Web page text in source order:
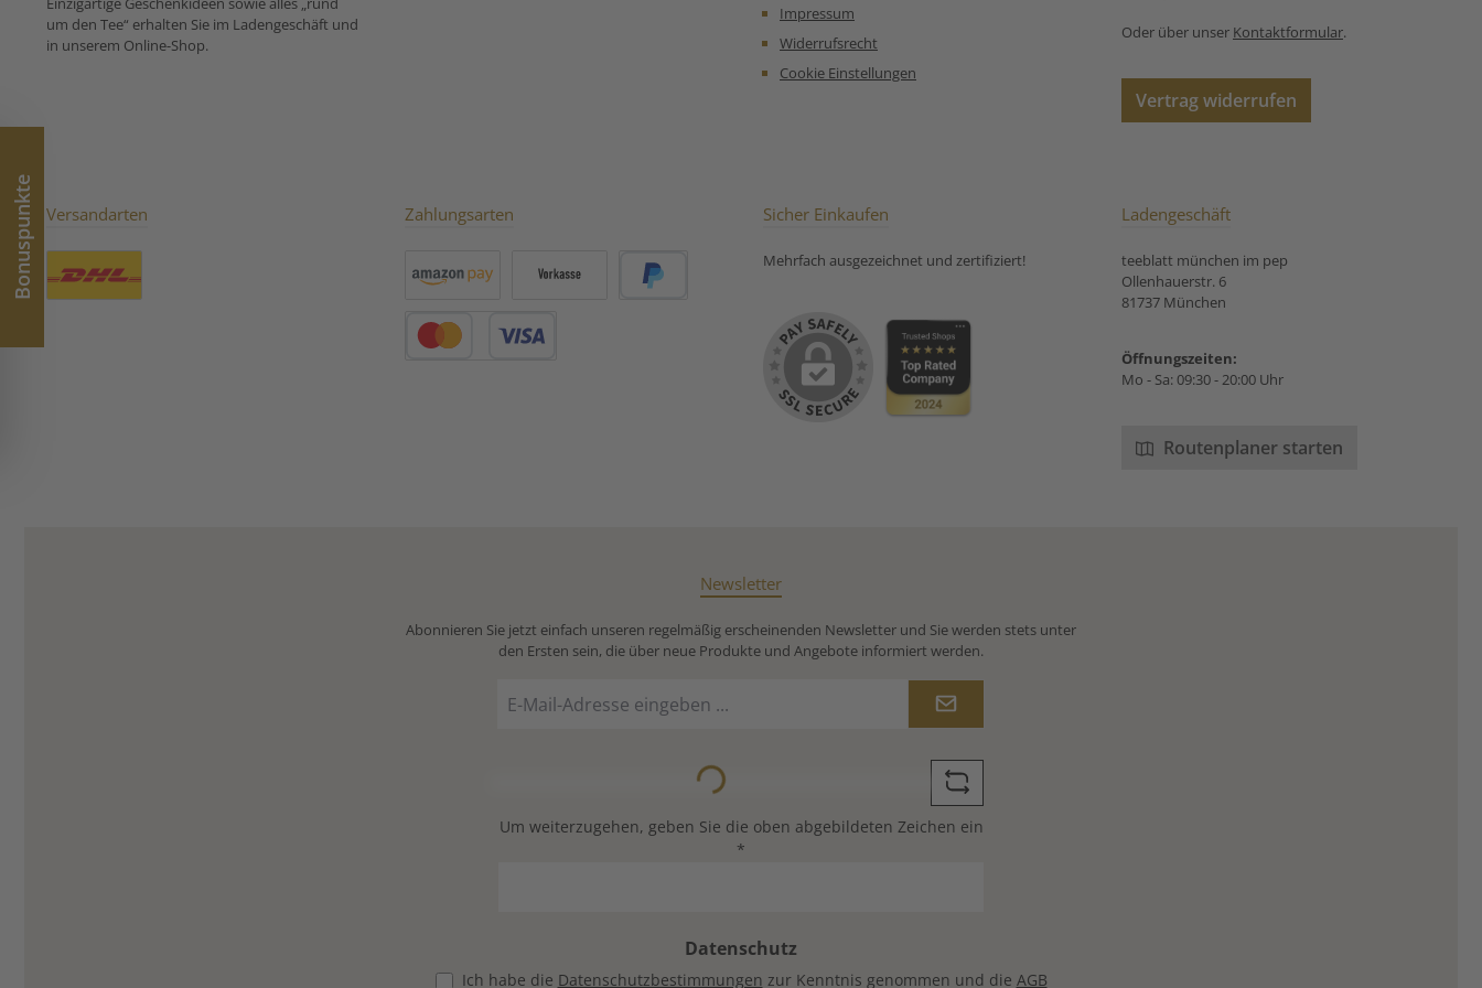
für Bio Schwarzer Tee Earl
um den Tee“ erhalten Sie im Ladengeschäft und
in unserem Online-Shop.
Impressum
Widerrufsrecht
Cookie Einstellungen
Oder über unser Kontaktformular.
Vertrag widerrufen
Versandarten Zahlungsarten Sicher Einkaufen
Mehrfach ausgezeichnet und zertifiziert!
Ladengeschäft
teeblatt münchen im pep
Ollenhauerstr. 6
81737 München
Öffnungszeiten:
Mo - Sa: 09:30 - 20:00 Uhr
Routenplaner starten
Newsletter
Abonnieren Sie jetzt einfach unseren regelmäßig erscheinenden Newsletter und Sie werden stets unter
den Ersten sein, die über neue Produkte und Angebote informiert werden.
Mail-
Loading...
Um weiterzugehen, geben Sie die oben abgebildeten Zeichen ein
*
Datenschutz
Ich habe die Datenschutzbestimmungen zur Kenntnis genommen und die AGB
Bonuspunkte